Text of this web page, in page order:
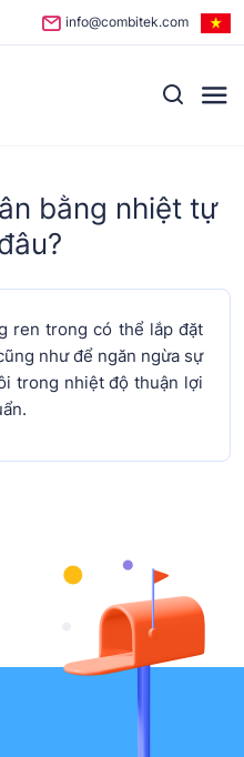
info@combitek.com
bằng nhiệt tự
ren trong có thể lắp đặt
như để ngăn ngừa sự
trong nhiệt độ thuận lợi